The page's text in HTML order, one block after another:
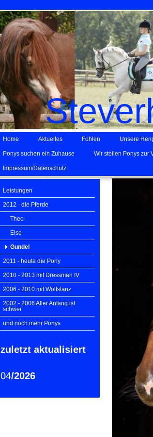
Home Aktuelles Fohlen Unsere
Ponys suchen ein Zuhause Wir stellen Ponys zur
Impressum/Datenschutz
Leistungen
2012 - die Pferde
Theo
Else
Gundel
2011 - heute die Pony
2010 - 2013 mit Dressman IV
2006 - 2010 mit Wolfstanz
2002 - 2006 Aller Anfang ist
schwer
und noch mehr Ponys
zuletzt aktualisiert
04/2026